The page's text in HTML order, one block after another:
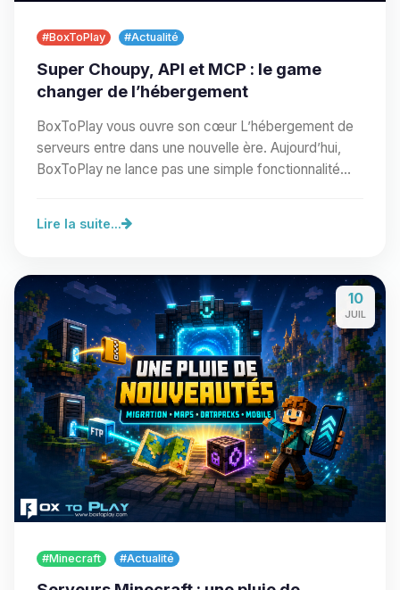
#BoxToPlay #Actualité
Super Choupy, API et MCP : le game
changer de l’hébergement
BoxToPlay vous ouvre son cœur L’hébergement de
serveurs entre dans une nouvelle ère. Aujourd’hui,
BoxToPlay ne lance pas une simple fonctionnalité
Lire la suite...
10
JUIL
#Minecraft #Actualité